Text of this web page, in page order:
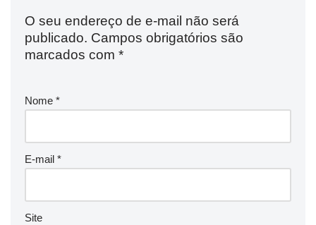
O seu endereço de e-mail não será
publicado. Campos obrigatórios são
marcados com *
Nome *
E-mail *
Site